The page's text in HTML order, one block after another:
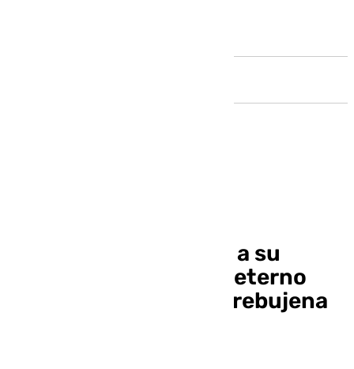
Dani Güiza se apunta a su
enésima aventura: el eterno
Pichichi ficha por el Trebujena